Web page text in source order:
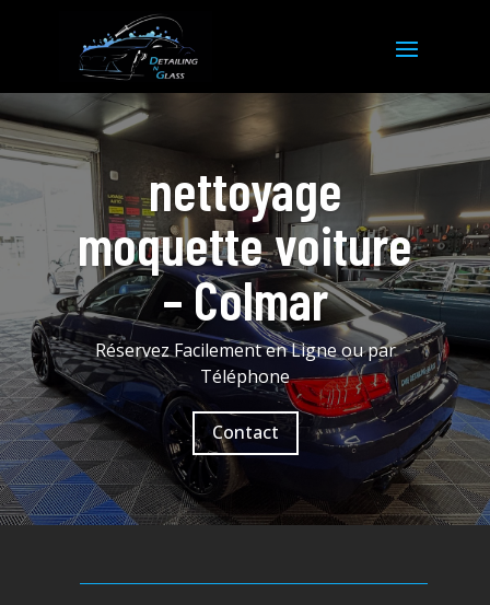
nettoyage
moquette voiture
– Colmar
Réservez Facilement en Ligne ou par
Téléphone
Contact